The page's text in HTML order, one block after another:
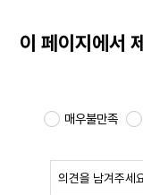
이 페이지에서
매우불만족